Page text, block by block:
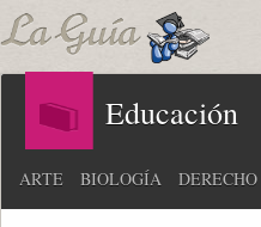
Educación
ARTE BIOLOGÍA DERECHO